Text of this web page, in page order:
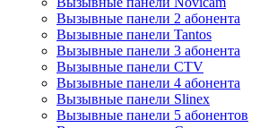
Вызывные панели 2 абонента
Вызывные панели Tantos
Вызывные панели 3 абонента
Вызывные панели CTV
Вызывные панели 4 абонента
Вызывные панели Slinex
Вызывные панели 5 абонентов